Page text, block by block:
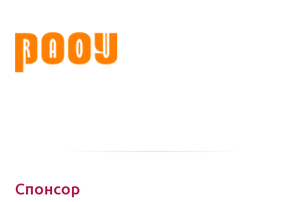
Спонсор